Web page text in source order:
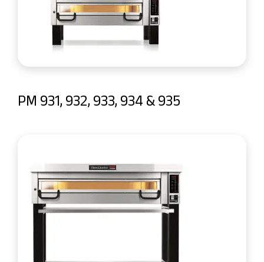
PM 931, 932, 933, 934 & 935